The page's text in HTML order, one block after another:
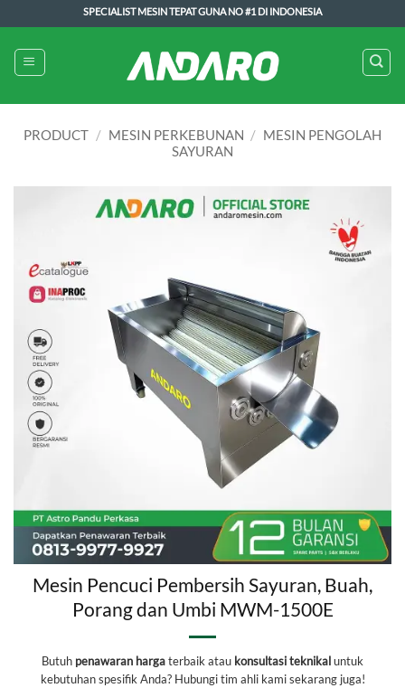
to
content
SPECIALIST MESIN TEPAT GUNA NO #1 DI INDONESIA
PRODUCT / MESIN PERKEBUNAN / MESIN PENGOLAH
SAYURAN
Mesin Pencuci Pembersih Sayuran, Buah,
Porang dan Umbi MWM-1500E
Butuh penawaran hargaterbaik atau konsultasi teknikaluntuk
kebutuhan spesifik Anda? Hubungi tim ahli kami sekarang juga!